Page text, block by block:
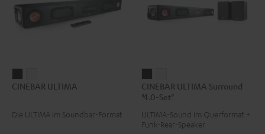
ULTIMAULTIMA
CINEBAR ULTIMA
Die ULTIMA im Soundbar-Format
ULTIMA
Surround
"4.0-
ULTIMA
Surround
"4.0-
CINEBAR ULTIMA Surround
"4.0-Set"
ULTIMA-Sound im Querformat +
Funk-Rear-Speaker